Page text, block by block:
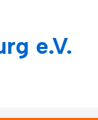
e.V.